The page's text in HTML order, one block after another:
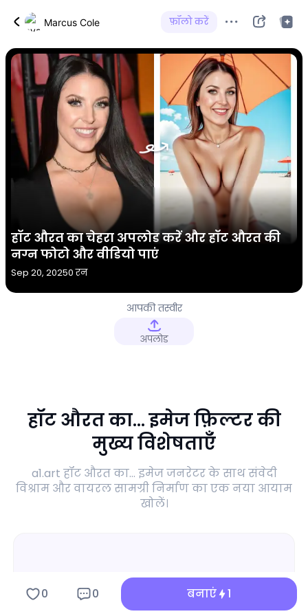
Marcus Cole फ़ॉलो करें
हॉट औरत का चेहरा अपलोड करें और हॉट औरत की
नग्न फोटो और वीडियो पाएं
Sep 20, 20250 रन
आपकी तस्वीर
अपलोड
हॉट औरत का... इमेज फ़िल्टर की
मुख्य विशेषताएँ
a1.art हॉट औरत का... इमेज जनरेटर के साथ संवेदी
विश्राम और वायरल सामग्री निर्माण का एक नया आयाम
खोलें।
0 0 बनाएं 1